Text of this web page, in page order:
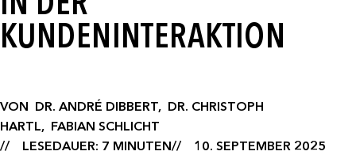
KUNDENINTERAKTION
VON DR. ANDRÉ DIBBERT, DR. CHRISTOPH
HARTL, FABIAN SCHLICHT
LESEDAUER: 7 MINUTEN
10. SEPTEMBER 2025